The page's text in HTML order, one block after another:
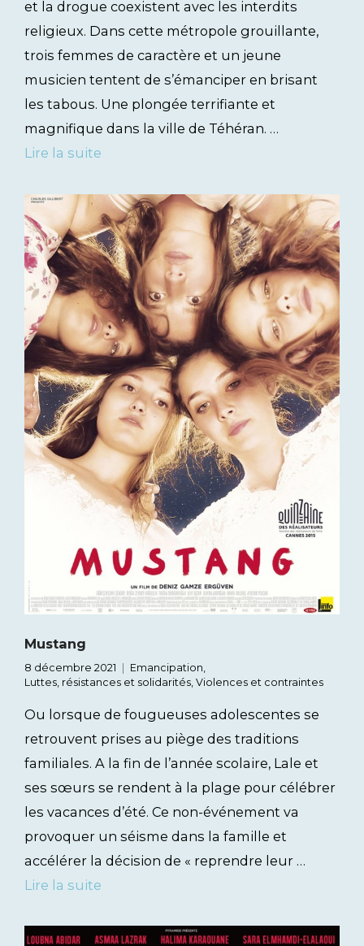
et la drogue coexistent avec les interdits
religieux. Dans cette métropole grouillante,
trois femmes de caractère et un jeune
musicien tentent de s’émanciper en brisant
les tabous. Une plongée terrifiante et
magnifique dans la ville de Téhéran. …
Lire la suite
Mustang
8 décembre 2021 Emancipation,
Luttes, résistances et solidarités, Violences et contraintes
Ou lorsque de fougueuses adolescentes se
retrouvent prises au piège des traditions
familiales. A la fin de l’année scolaire, Lale et
ses sœurs se rendent à la plage pour célébrer
les vacances d’été. Ce non-événement va
provoquer un séisme dans la famille et
accélérer la décision de « reprendre leur …
Lire la suite